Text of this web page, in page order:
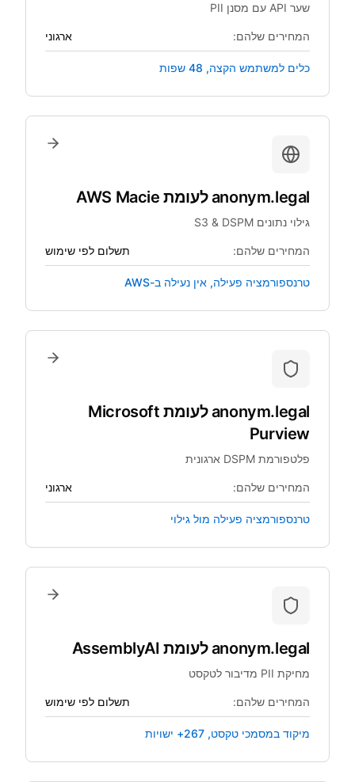
שער API עם מסנן PII
המחירים שלהם: ארגוני
כלים למשתמש הקצה, 48 שפות
anonym.legal לעומת AWS Macie
גילוי נתונים S3 & DSPM
המחירים שלהם: תשלום לפי שימוש
טרנספורמציה פעילה, אין נעילה ב-AWS
anonym.legal לעומת Microsoft
Purview
פלטפורמת DSPM ארגונית
המחירים שלהם: ארגוני
טרנספורמציה פעילה מול גילוי
anonym.legal לעומת AssemblyAI
מחיקת PII מדיבור לטקסט
המחירים שלהם: תשלום לפי שימוש
מיקוד במסמכי טקסט, 267+ ישויות